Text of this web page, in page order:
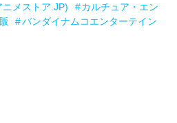
メストア.JP)
カルチュア・エン
バンダイナムコエンターテイン